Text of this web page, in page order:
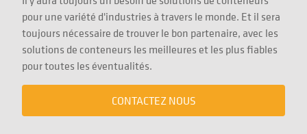
pour une variété d'industries à travers le monde. Et il sera
toujours nécessaire de trouver le bon partenaire, avec les
solutions de conteneurs les meilleures et les plus fiables
pour toutes les éventualités.
CONTACTEZ NOUS